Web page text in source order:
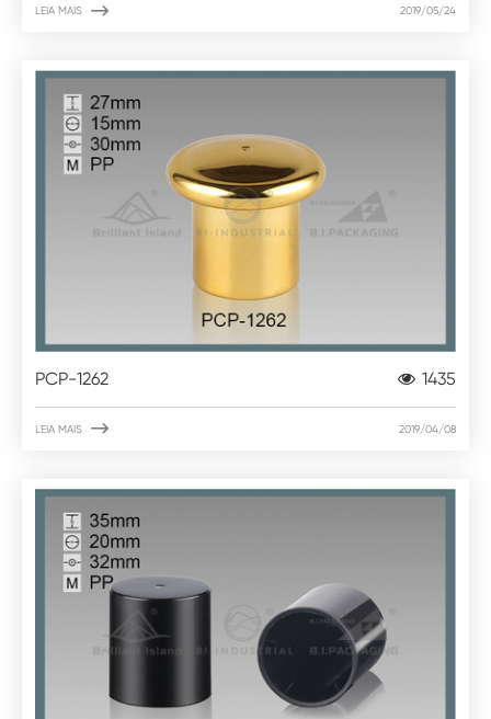
LEIA MAIS  2019/05/24
PCP-1262 1435
LEIA MAIS  2019/04/08